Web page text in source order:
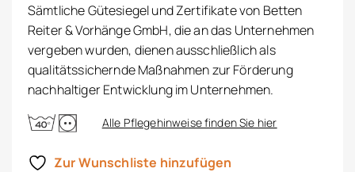
Sämtliche Gütesiegel und Zertifikate von Betten
Reiter & Vorhänge GmbH, die an das Unternehmen
vergeben wurden, dienen ausschließlich als
qualitätssichernde Maßnahmen zur Förderung
nachhaltiger Entwicklung im Unternehmen.
Alle Pflegehinweise finden Sie hier
Zur Wunschliste hinzufügen